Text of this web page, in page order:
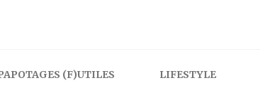
(F)UTILES LIFESTYLE